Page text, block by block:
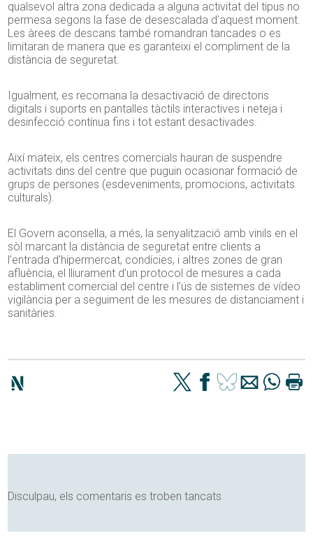
qualsevol altra zona dedicada a alguna activitat del tipus no
permesa segons la fase de desescalada d’aquest moment.
Les àrees de descans també romandran tancades o es
limitaran de manera que es garanteixi el compliment de la
distància de seguretat.
Igualment, es recomana la desactivació de directoris
digitals i suports en pantalles tàctils interactives i neteja i
desinfecció contínua fins i tot estant desactivades.
Així mateix, els centres comercials hauran de suspendre
activitats dins del centre que puguin ocasionar formació de
grups de persones (esdeveniments, promocions, activitats
culturals).
El Govern aconsella, a més, la senyalització amb vinils en el
sòl marcant la distància de seguretat entre clients a
l’entrada d’hipermercat, condícies, i altres zones de gran
afluència, el lliurament d’un protocol de mesures a cada
establiment comercial del centre i l’ús de sistemes de vídeo
vigilància per a seguiment de les mesures de distanciament i
sanitàries.
Disculpau, els comentaris es troben tancats